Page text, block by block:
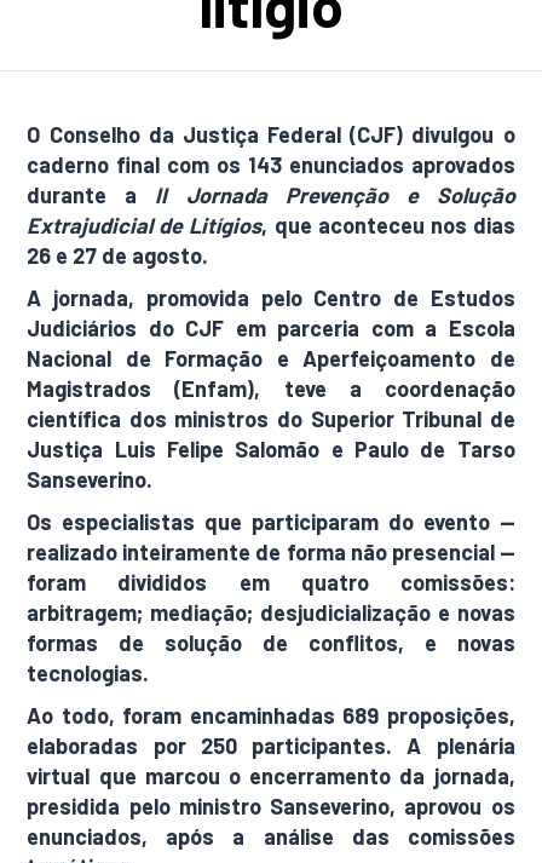
O Conselho da Justiça Federal (CJF) divulgou o
caderno final com os 143 enunciados aprovados
durante a II Jornada Prevenção e Solução
Extrajudicial de Litígios, que aconteceu nos dias
26 e 27 de agosto.
A jornada, promovida pelo Centro de Estudos
Judiciários do CJF em parceria com a Escola
Nacional de Formação e Aperfeiçoamento de
Magistrados (Enfam), teve a coordenação
científica dos ministros do Superior Tribunal de
Justiça Luis Felipe Salomão e Paulo de Tarso
Sanseverino.
Os especialistas que participaram do evento —
realizado inteiramente de forma não presencial —
foram divididos em quatro comissões:
arbitragem; mediação; desjudicialização e novas
formas de solução de conflitos, e novas
tecnologias.
Ao todo, foram encaminhadas 689 proposições,
elaboradas por 250 participantes. A plenária
virtual que marcou o encerramento da jornada,
presidida pelo ministro Sanseverino, aprovou os
enunciados, após a análise das comissões